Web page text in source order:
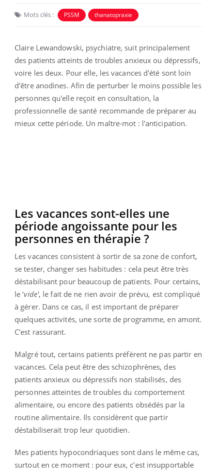
Mots clés : PSSM thanatopraxie
Claire Lewandowski, psychiatre, suit principalement
des patients atteints de troubles anxieux ou dépressifs,
voire les deux. Pour elle, les vacances d'été sont loin
d'être anodines. Afin de perturber le moins possible les
personnes qu'elle reçoit en consultation, la
professionnelle de santé recommande de préparer au
mieux cette période. Un maître-mot : l'anticipation.
Les vacances sont-elles une
période angoissante pour les
personnes en thérapie ?
Les vacances consistent à sortir de sa zone de confort,
se tester, changer ses habitudes : cela peut être très
déstabilisant pour beaucoup de patients. Pour certains,
le ‘vide', le fait de ne rien avoir de prévu, est compliqué
à gérer. Dans ce cas, il est important de préparer
quelques activités, une sorte de programme, en amont.
C'est rassurant.
Malgré tout, certains patients préfèrent ne pas partir en
vacances. Cela peut être des schizophrènes, des
patients anxieux ou dépressifs non stabilisés, des
personnes atteintes de troubles du comportement
alimentaire, ou encore des patients obsédés par la
routine alimentaire. Ils considèrent que partir
déstabiliserait trop leur quotidien.
Mes patients hypocondriaques sont dans le même cas,
surtout en ce moment : pour eux, c'est insupportable